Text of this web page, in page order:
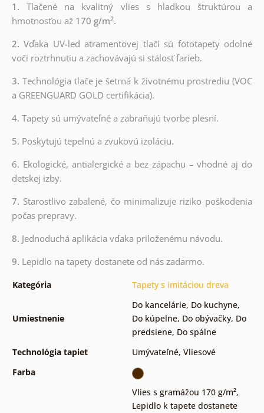
1.Tlačené na kvalitný vlies s hladkou štruktúrou a
hmotnosťou až170 g/m2.
2.Vďaka UV-led atramentovej tlači sú fototapety odolné
voči roztrhnutiu a zachovávajú si stálosť farieb.
3. Technológia tlače je šetrná k životnému prostrediu (VOC
a GREENGUARD GOLD certifikácia).
4. Tapety sú umývateľné a zabraňujú tvorbe plesní.
5. Poskytujú tepelnú a zvukovú izoláciu.
6. Ekologické, antialergické a bez zápachu – vhodné aj do
detskej izby.
7. Starostlivo zabalené, čo minimalizuje riziko poškodenia
počas prepravy.
8. Jednoduchá aplikácia vďaka priloženému návodu.
9. Lepidlo na tapety dostanete od nás zadarmo.
Kategória Tapety s imitáciou dreva
Umiestnenie
Do kancelárie, Do kuchyne,
Do kúpelne, Do obývačky, Do
predsiene, Do spálne
Technológia tapiet
Umývateľné, Vliesové
Farba
Vlies s gramážou 170 g/m²,
Lepidlo k tapete dostanete